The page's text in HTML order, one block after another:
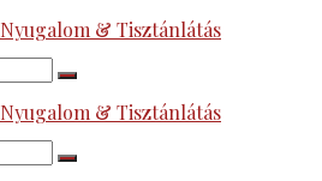
Nyugalom & Tisztánlátás
Nyugalom & Tisztánlátás